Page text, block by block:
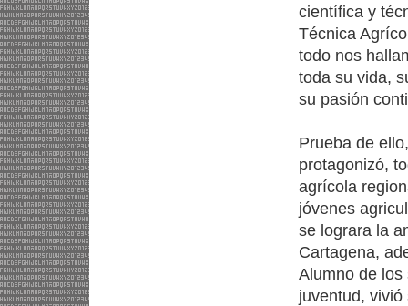
científica y
Técnica
todo nos
toda su vida,
su pasión
Prueba de
protagonizó,
agrícola
jóvenes
se lograra la
Cartagena,
Alumno de los
juventud,